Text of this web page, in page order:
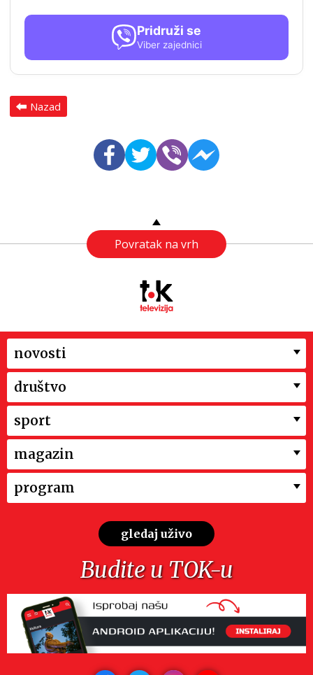
Pridruži se
Viber zajednici
Nazad
Povratak na vrh
novosti
društvo
sport
magazin
program
gledaj uživo
Budite u TOK-u